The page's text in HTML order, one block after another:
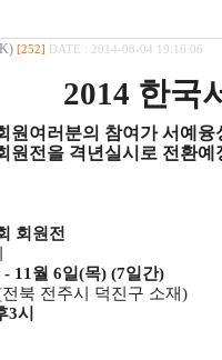
[252] DATE : 2014-08-04 19:16:06
2014 한국
원여러분의 참여가 서예
원전을 격년실시로 전환
회원전
11월 6일(목) (7일간)
북 전주시 덕진구 소재)
3시